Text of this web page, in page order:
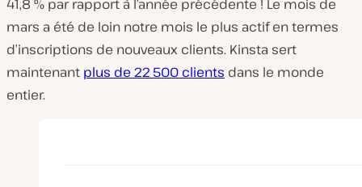
41,8 % par rapport à l’année précédente ! Le mois de
mars a été de loin notre mois le plus actif en termes
d’inscriptions de nouveaux clients. Kinsta sert
maintenant plus de 22 500 clients dans le monde
entier.